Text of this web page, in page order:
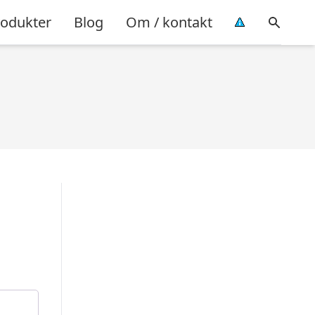
Blog Om / kontakt